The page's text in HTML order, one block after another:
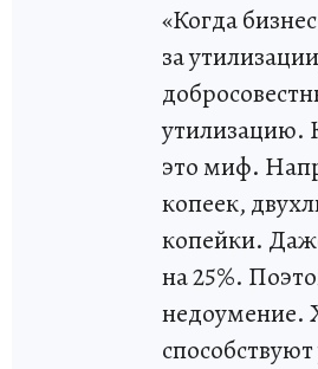
«Когда
за
утилизацию.
это миф.
копеек,
копейки.
на 25%.
недоумение.